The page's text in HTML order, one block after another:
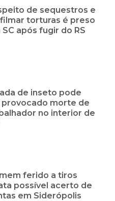
de sequestros e
torturas é preso
SC após fugir do RS
de inseto pode
morte de
no interior de
ferido a tiros
possível acerto de
em Siderópolis